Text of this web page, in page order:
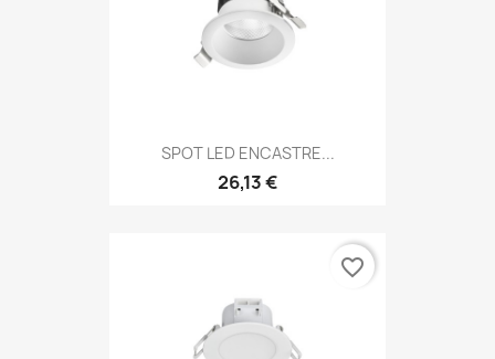
SPOT LED ENCASTRE...
26,13 €
favorite_border